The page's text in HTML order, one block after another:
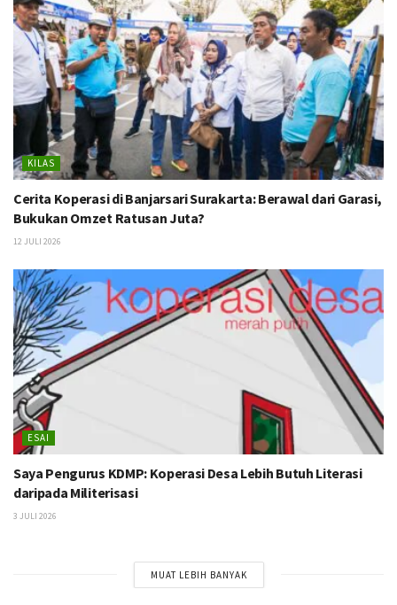
KILAS
Cerita Koperasi di Banjarsari Surakarta: Berawal dari Garasi,
Bukukan Omzet Ratusan Juta?
12 JULI 2026
ESAI
Saya Pengurus KDMP: Koperasi Desa Lebih Butuh Literasi
daripada Militerisasi
3 JULI 2026
MUAT LEBIH BANYAK